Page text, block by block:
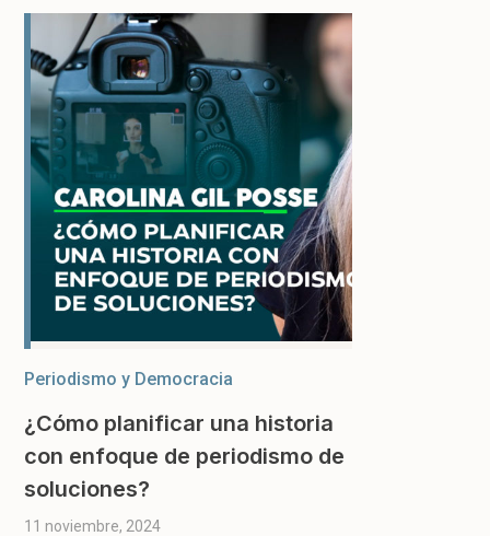
Periodismo y Democracia
¿Cómo planificar una historia
con enfoque de periodismo de
soluciones?
11 noviembre, 2024